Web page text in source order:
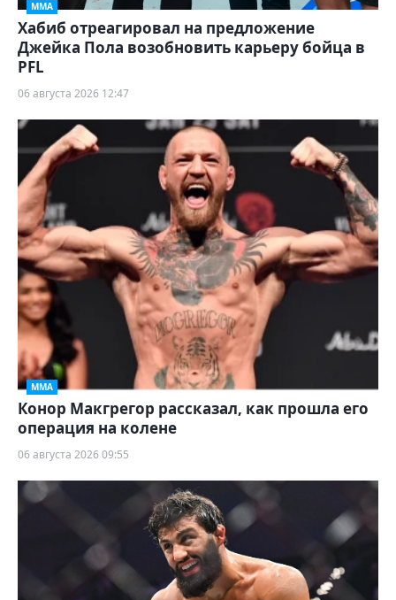
ММА
Хабиб отреагировал на предложение
Джейка Пола возобновить карьеру бойца в
PFL
06 августа 2026 12:47
ММА
Конор Макгрегор рассказал, как прошла его
операция на колене
06 августа 2026 09:55